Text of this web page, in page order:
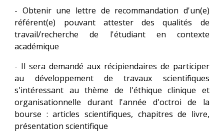
- Obtenir une lettre de recommandation d'un(e)
référent(e) pouvant attester des qualités de
travail/recherche de l'étudiant en contexte
académique
- Il sera demandé aux récipiendaires de participer
au développement de travaux scientifiques
s'intéressant au thème de l'éthique clinique et
organisationnelle durant l'année d'octroi de la
bourse : articles scientifiques, chapitres de livre,
présentation scientifique